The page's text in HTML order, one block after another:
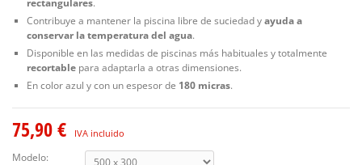
rectangulares.
Contribuye a mantener la piscina libre de suciedad yayuda a
conservar la temperatura del agua.
Disponible en las medidas de piscinas más habituales y totalmente
recortable para adaptarla a otras dimensiones.
En color azul y con un espesor de 180 micras.
75,90 € IVA incluido
Modelo: